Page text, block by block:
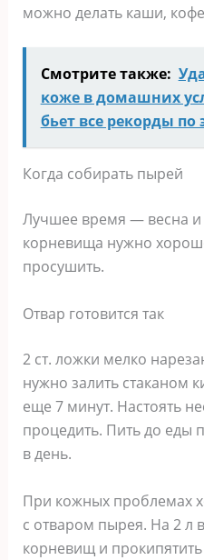
можно делать каши,
Смотрите также:
κοже в дοмашних
бьет все рекорды
Когда собирать пырей
Лучшее время — весна и
корневища нужно
просушить.
Отвар готовится так
2 ст. ложки мелко
нужно залить стаканом
еще 7 минут. Настоять
процедить. Пить до еды
в день.
При кожных проблемах
с отваром пырея. На 2 л
корневищ и